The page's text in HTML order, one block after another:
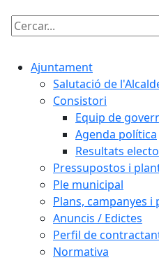
Cercar:
Ajuntament
Salutació de
Consistori
Equip de
Agenda política
Resultats
Pressupostos i
Ple municipal
Plans, campanyes i
Anuncis / Edictes
Perfil de
Normativa